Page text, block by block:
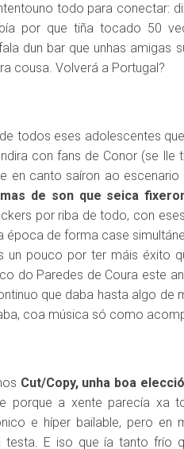
todo para conectar:
por que tiña tocado 50
dun bar que unhas amigas
cousa. Volverá a Portugal?
todos eses adolescentes
con fans de Conor (se lle
en canto saíron ao
de son que seica
por riba de todo, con
época de forma case
un pouco por ter máis éxito
do Paredes de Coura este
que daba hasta algo de
coa música só como
Cut/Copy, unha boa
porque a xente parecía xa
e híper bailable, pero
testa. E iso que ía tanto frío